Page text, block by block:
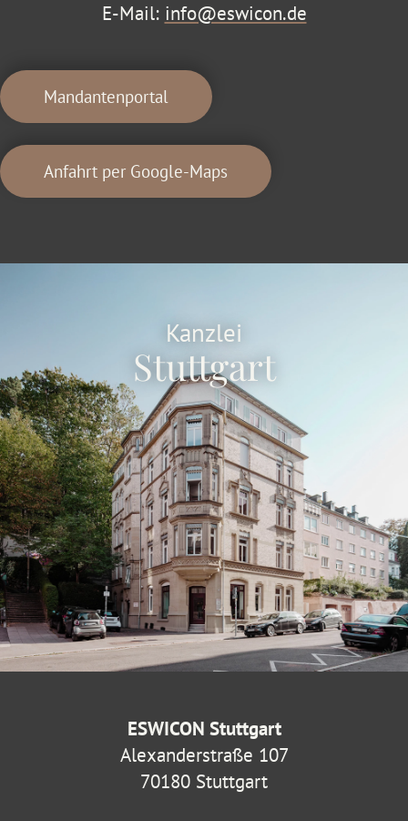
E-Mail: info@eswicon.de
Mandantenportal
Anfahrt per Google-Maps
Kanzlei
Stuttgart
ESWICON Stuttgart
Alexanderstraße 107
70180 Stuttgart